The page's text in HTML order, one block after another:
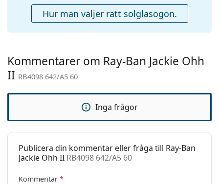
Ja
Putsduk:
Ja
Kön:
Dam
Kategori:
Varumärke:
Ray-Ban
Enligt mode
Recept finns:
Hur man väljer rätt solglasögon.
Kommentarer om Ray-Ban Jackie Ohh
II RB4098 642/A5 60
Inga frågor
Publicera din kommentar eller fråga till Ray-Ban
Jackie Ohh II RB4098 642/A5 60
Kommentar *